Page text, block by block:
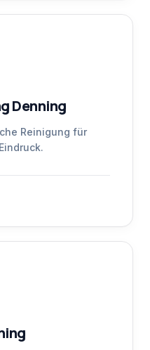
Denning
Reinigung für